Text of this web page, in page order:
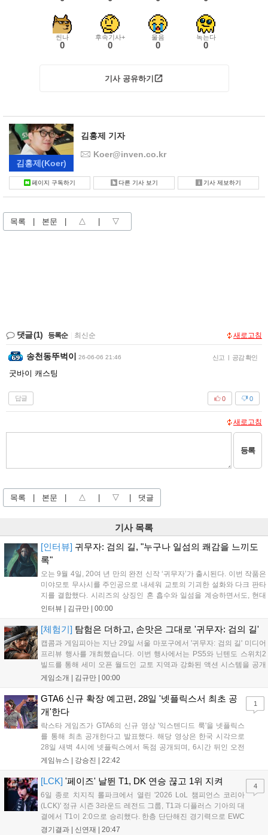
씬나
0
후속기사+
0
울음
0
녹는다
0
기사 공유하기
김홍제 (Koer)
김홍제 기자
Koer@inven.co.kr
페이지 구독하기 다른 기사 보기 기사 제보하기
목록 본문 △ ▽
댓글(1) 등록순 최신순 새로고침
송천동뚜벅이 26-06-06 21:46 신고 | 공감 확인
굿바이 캐스팅
답글 0
0
새로고침
등록
목록 본문 △ ▽ 댓글
기사 목록
[인터뷰] 귀무자: 검의 길, "누구나 일섬의 쾌감을 느끼도
록"
오는 9월 4일, 20여 년 만의 완전 신작 ‘귀무자’가 출시된다. 이번 작품은
미야모토 무사시를 주인공으로 내세워 교토의 기괴한 설화와 다크 판타
지를 결합했다. 시리즈의 상징인 혼 흡수와 일섬을 계승하면서도, 현대
적인 검극 액션과 '무너뜨리기 일섬'을 더해 전투의 깊이를 더했다. 개발
하고자 했으며, 실제 검술 전문가의 모션 캡처를 통해 리얼리티를 극대
화했다. 세계관을 새롭게 재구성한 이번 신작은 기존 시리즈와 설정은
다르지만, 특유의 통쾌한 손맛과 다크 판타지 분위기를 충실히 담아내어
시리즈 팬과 신규 이용자 모두에게 새로운 재미를 선사할 예정이다....
인터뷰 | 김규만 00:00
[체험기] 탐험은 더하고, 손맛은 그대로 '귀무자: 검의 길'
캡콤과 게임피아는 지난 29일 서울 마포구에서 '귀무자: 검의 길' 미디어
프리뷰 행사를 개최했습니다. 이번 행사에서는 PS5와 닌텐도 스위치2
빌드를 통해 세미 오픈 월드인 교토 지역과 강화된 액션 시스템을 공개
했습니다. 주인공 미야모토 무사시가 오니를 정화하는 과정을 담았으며,
탄탄한 게임성을 선보여 기대감을 높였습니다....
게임소개 | 김규만 00:00
GTA6 신규 확장 예고편, 28일 '넷플릭스서 최초 공
개'한다
락스타 게임즈가 GTA6의 신규 영상 '익스텐디드 룩'을 넷플릭스
를 통해 최초 공개한다고 발표했다. 해당 영상은 한국 시각으로
28일 새벽 4시에 넷플릭스에서 독점 공개되며, 6시간 뒤인 오전
10시부터 공식 유튜브와 홈페이지에서도 확인할 수 있다. 기존보
이례적인 협업이 향후 게임 마케팅 방식에 어떤 변화를 가져올지
전 세계 팬들의 이목이 쏠리고 있다....
게임뉴스 | 강승진 22:42
1
[LCK] '페이즈' 날뛴 T1, DK 연승 끊고 1위 지켜
6일 종로 치지직 롤파크에서 열린 '2026 LoL 챔피언스 코리아
(LCK)' 정규 시즌 3라운드 레전드 그룹, T1과 디플러스 기아의 대
결에서 T1이 2:0으로 승리했다. 한층 단단해진 경기력으로 EWC
우승을 기점으로 파죽지세의 연승을 이어가던 디플러스 기아를
경기결과 | 신연재 20:47
4